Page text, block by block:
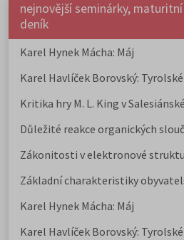
nejnovější seminárky,
deník
Karel Hynek Mácha: Máj
Karel Havlíček Borovský:
Kritika hry M. L. King v
Důležité reakce organických
Zákonitosti v elektronové
Základní charakteristiky
Karel Hynek Mácha: Máj
Karel Havlíček Borovský: